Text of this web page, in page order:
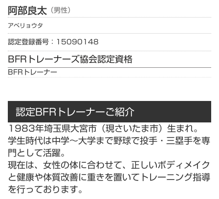
阿部良太 （男性）
アベリョウタ
認定登録番号：15090148
BFRトレーナーズ協会認定資格
BFRトレーナー
認定BFRトレーナーご紹介
1983年埼玉県大宮市（現さいたま市）生まれ。
学生時代は中学～大学まで野球で投手・三塁手を専
門として活躍。
現在は、女性の体に合わせて、正しいボディメイク
と健康や体質改善に重きを置いてトレーニング指導
を行っております。